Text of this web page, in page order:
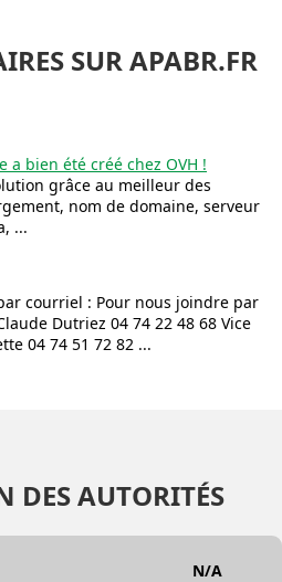
SUR APABR.FR
a bien été créé chez OVH !
grâce au meilleur des
nom de domaine, serveur
...
courriel : Pour nous joindre par
Dutriez 04 74 22 48 68 Vice
04 74 51 72 82 ...
DES AUTORITÉS
N/A